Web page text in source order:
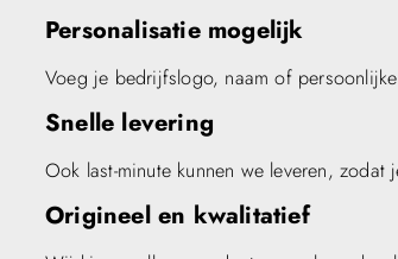
Personalisatie mogelijk
Voeg je bedrijfslogo, naam of
Snelle levering
Ook last-minute kunnen we leveren,
Origineel en kwalitatief